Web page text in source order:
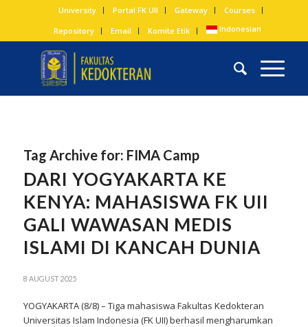
University Portal FK UII Gateway
Courses
Repository
Email Komite Etik Indonesian
Tag Archive for: FIMA Camp
DARI YOGYAKARTA KE
KENYA: MAHASISWA FK UII
GALI WAWASAN MEDIS
ISLAMI DI KANCAH DUNIA
8 AUGUST 2025
YOGYAKARTA (8/8) – Tiga mahasiswa Fakultas Kedokteran
Universitas Islam Indonesia (FK UII) berhasil mengharumkan